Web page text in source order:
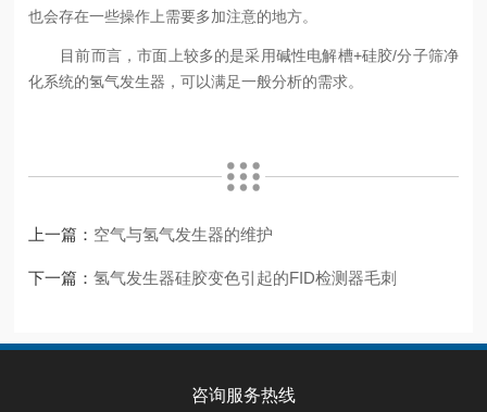
也会存在一些操作上需要多加注意的地方。
目前而言，市面上较多的是采用碱性电解槽+硅胶/分子筛净
化系统的氢气发生器，可以满足一般分析的需求。
上一篇： 空气与氢气发生器的维护
下一篇：氢气发生器硅胶变色引起的FID检测器毛刺
咨询服务热线